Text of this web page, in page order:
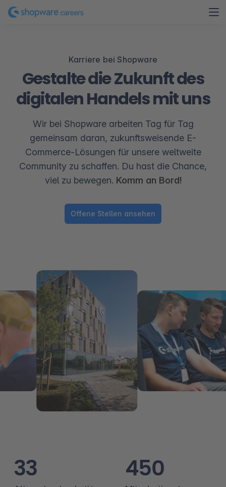
Karriere bei Shopware
Gestalte die Zukunft des
digitalen Handels mit uns
Wir bei Shopware arbeiten Tag für Tag
gemeinsam daran, zukunftsweisende E-
Commerce-Lösungen für unsere weltweite
Community zu schaffen. Du hast die Chance,
viel zu bewegen. Komm an Bord!
Offene Stellen ansehen
33 450